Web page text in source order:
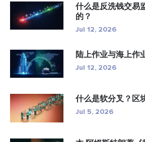
什么是反洗钱交易
的？
Jul 12, 2026
陆上作业与海上作
Jul 12, 2026
什么是软分叉？区
Jul 5, 2026